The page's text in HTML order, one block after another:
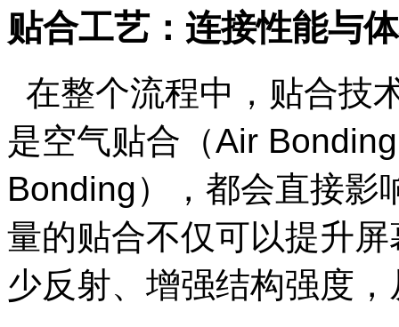
贴合工艺：连接性能与
在整个流程中，贴合技
是空气贴合（Air Bonding
Bonding），都会直接影
量的贴合不仅可以提升
少反射、增强结构强度